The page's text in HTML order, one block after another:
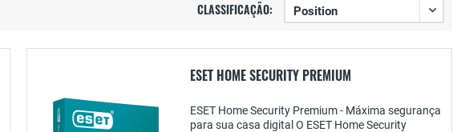
CLASSIFICAÇÃO:
ESET HOME SECURITY PREMIUM
ESET Home Security Premium - Máxima segurança
para sua casa digital O ESET Home Security